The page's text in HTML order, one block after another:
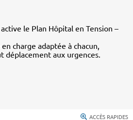
le Plan Hôpital en Tension –
charge adaptée à chacun,
déplacement aux urgences.
ACCÈS RAPIDES